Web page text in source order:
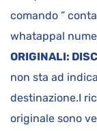
comando ”
whatappal
ORIGINALI:
non sta ad
destinazione.I
originale sono